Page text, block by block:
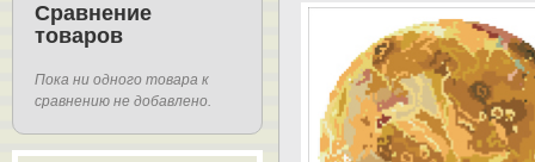
Сравнение
товаров
Пока ни одного товара к
сравнению не добавлено.